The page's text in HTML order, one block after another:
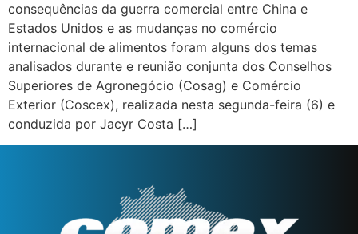
consequências da guerra comercial entre China e
Estados Unidos e as mudanças no comércio
internacional de alimentos foram alguns dos temas
analisados durante e reunião conjunta dos Conselhos
Superiores de Agronegócio (Cosag) e Comércio
Exterior (Coscex), realizada nesta segunda-feira (6) e
conduzida por Jacyr Costa […]